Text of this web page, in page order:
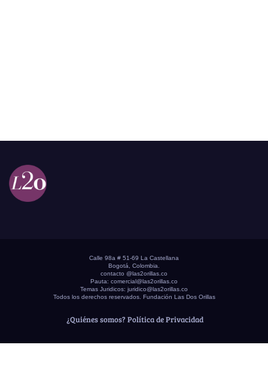
Calle 98a # 51-69 La Castellana
Bogotá, Colombia.
contacto @las2orillas.co
Pauta: comercial@las2orillas.co
Temas Juridicos: juridico@las2orillas.co
Todos los derechos reservados. Fundación Las Dos Orillas
¿Quiénes somos? Política de Privacidad